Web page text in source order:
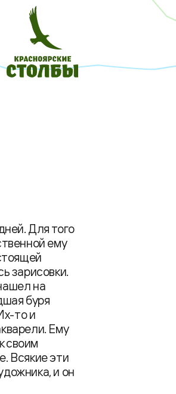
Для того
ему
зарисовки.
на
буря
то и
Ему
своим
Всякие эти
и он